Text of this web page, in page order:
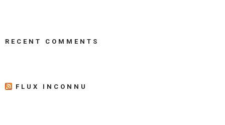
RECENT COMMENTS
FLUX INCONNU